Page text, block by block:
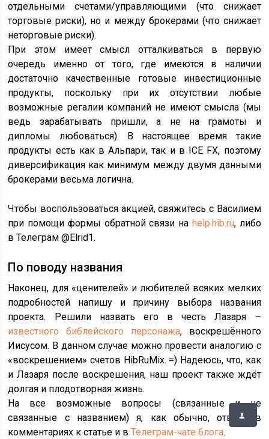
отдельными счетами/управляющими (что снижает
торговые риски), но и между брокерами (что снижает
неторговые риски).
При этом имеет смысл отталкиваться в первую
очередь именно от того, где имеются в наличии
достаточно качественные готовые инвестиционные
продукты, поскольку при их отсутствии любые
возможные регалии компаний не имеют смысла (мы
ведь зарабатывать пришли, а не на грамоты и
дипломы любоваться). В настоящее время такие
продукты есть как в Альпари, так и в ICE FX, поэтому
диверсификация как минимум между двумя данными
брокерами весьма логична.
Чтобы воспользоваться акцией, свяжитесь с Василием
при помощи формы обратной связи на help.hib.ru, либо
в Телеграм @Elrid1.
По поводу названия
Наконец, для «ценителей» и любителей всяких мелких
подробностей напишу и причину выбора названия
проекта. Решили назвать его в честь Лазаря –
известного библейского персонажа, воскрешённого
Иисусом. В данном случае можно провести аналогию с
«воскрешением» счетов HibRuMix. =) Надеюсь, что, как
и Лазаря после воскрешения, наш проект также ждёт
долгая и плодотворная жизнь.
На все возможные вопросы (связанные и не
связанные с названием) я, как обычно, отвечу в
комментариях к статье и вТелеграм-чате блога.